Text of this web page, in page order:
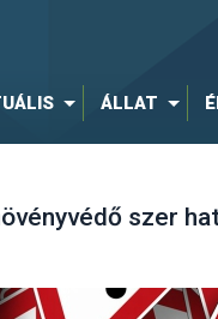
ÁLLAT
szer